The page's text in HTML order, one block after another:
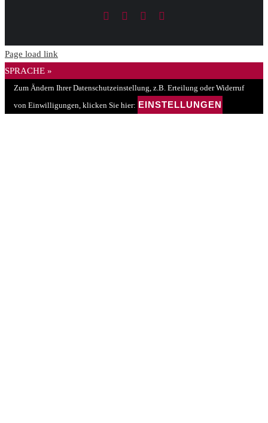
FacebookLinkedIn
PayPal
Page load link
SPRACHE »
Zum Ändern Ihrer Datenschutzeinstellung, z.B. Erteilung oder Widerruf
von Einwilligungen, klicken Sie hier: EINSTELLUNGEN